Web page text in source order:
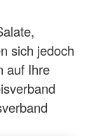
sich jedoch
auf Ihre